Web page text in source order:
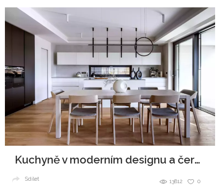
Kuchyně v moderním designu a černobílé kombinaci
0
13812
Sdílet